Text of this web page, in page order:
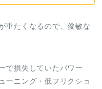
重たくなるので、俊敏な
で損失していたパワー
ーニング・低フリクショ